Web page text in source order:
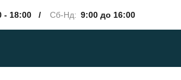
- 18:00 / Сб-Нд: 9:00 до 16:00